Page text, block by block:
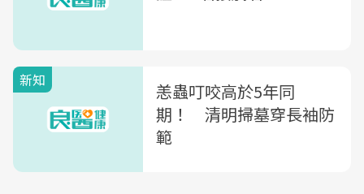
新知
恙蟲叮咬高於5年同
期！ 清明掃墓穿長袖防
範